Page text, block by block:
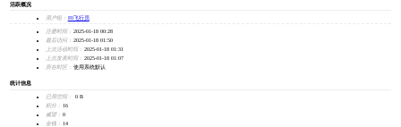
活跃概况
用户组： F0飞行员
注册时间： 2025-01-18 00:28
最后访问： 2025-01-18 01:50
上次活动时间： 2025-01-18 01:31
上次发表时间： 2025-01-18 01:07
所在时区： 使用系统默认
统计信息
已用空间：
0 B
积分：
16
威望： 0
金钱：
14